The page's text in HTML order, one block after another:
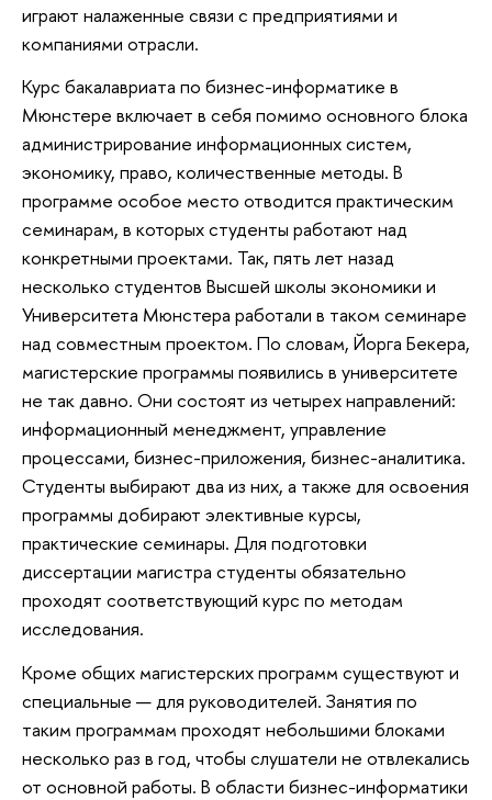
играют налаженные связи с предприятиями и
компаниями отрасли.
Курс бакалавриата по бизнес-информатике в
Мюнстере включает в себя помимо основного блока
администрирование информационных систем,
экономику, право, количественные методы. В
программе особое место отводится практическим
семинарам, в которых студенты работают над
конкретными проектами. Так, пять лет назад
несколько студентов Высшей школы экономики и
Университета Мюнстера работали в таком семинаре
над совместным проектом. По словам, Йорга Бекера,
магистерские программы появились в университете
не так давно. Они состоят из четырех направлений:
информационный менеджмент, управление
процессами, бизнес-приложения, бизнес-аналитика.
Студенты выбирают два из них, а также для освоения
программы добирают элективные курсы,
практические семинары. Для подготовки
диссертации магистра студенты обязательно
проходят соответствующий курс по методам
исследования.
Кроме общих магистерских программ существуют и
специальные — для руководителей. Занятия по
таким программам проходят небольшими блоками
несколько раз в год, чтобы слушатели не отвлекались
от основной работы. В области бизнес-информатики